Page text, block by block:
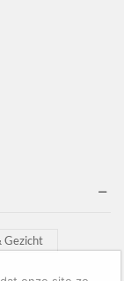
Gezicht